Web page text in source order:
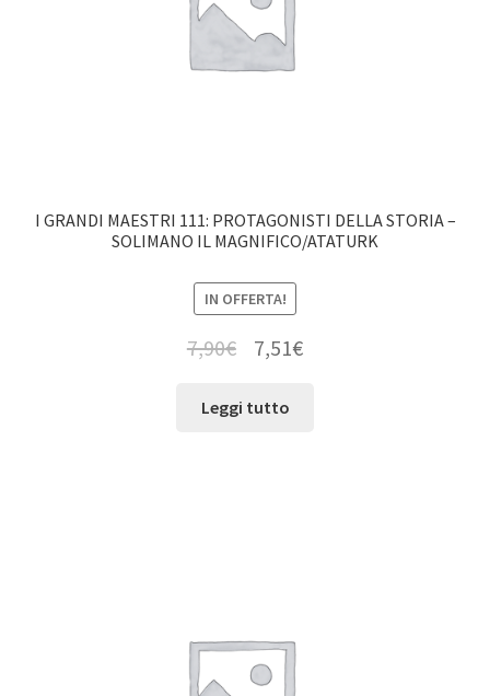
I GRANDI MAESTRI 111: PROTAGONISTI DELLA STORIA –
SOLIMANO IL MAGNIFICO/ATATURK
IN OFFERTA!
7,90€ 7,51€
Leggi tutto